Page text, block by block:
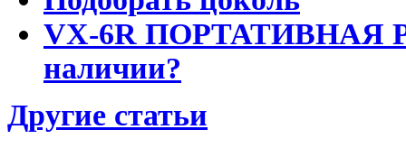
VX-6R ПОРТАТИВНАЯ
наличии?
Другие статьи